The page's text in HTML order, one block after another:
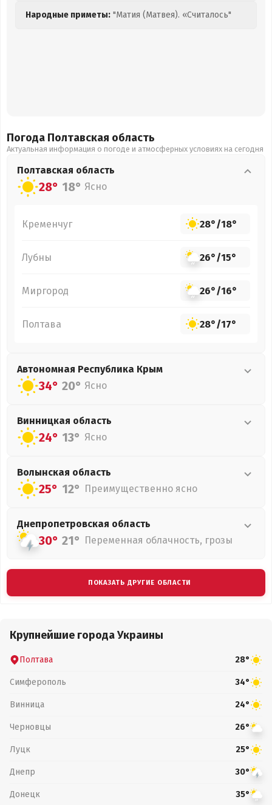
Народные приметы: "Матия (Матвея). «Считалось"
Погода Полтавская область
Актуальная информация о погоде и атмосферных условиях на сегодня
Полтавская область
28° 18° Ясно
Кременчуг 28°/18°
Лубны 26°/15°
Миргород 26°/16°
Полтава 28°/17°
Автономная Республика Крым
34° 20° Ясно
Винницкая область
24° 13° Ясно
Волынская область
25° 12° Преимущественно ясно
Днепропетровская область
30° 21° Переменная облачность, грозы
ПОКАЗАТЬ ДРУГИЕ ОБЛАСТИ
Крупнейшие города Украины
Полтава 28°
Симферополь 34°
Винница 24°
Черновцы 26°
Луцк 25°
Днепр 30°
Донецк 35°